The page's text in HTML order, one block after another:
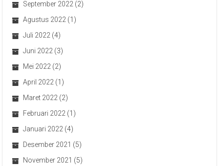
September 2022 (2)
Agustus 2022 (1)
Juli 2022 (4)
Juni 2022 (3)
Mei 2022 (2)
April 2022 (1)
Maret 2022 (2)
Februari 2022 (1)
Januari 2022 (4)
Desember 2021 (5)
November 2021 (5)